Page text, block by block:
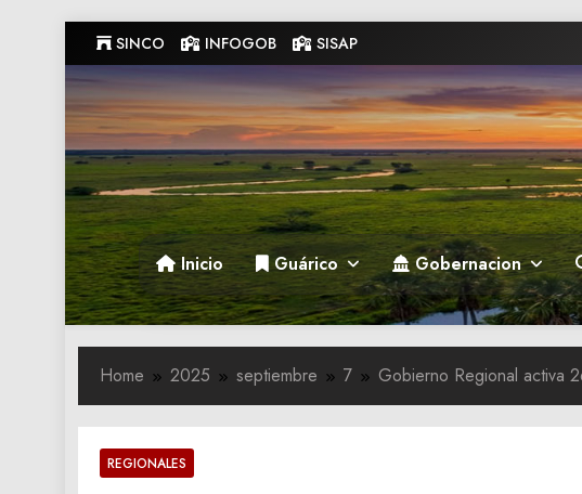
to
content
SINCO INFOGOB SISAP
Gobernacion de Guarico
Gobernacion de Guarico
Inicio Guárico Gobernacion
Home 2025 septiembre 7 Gobierno Regional activa
REGIONALES